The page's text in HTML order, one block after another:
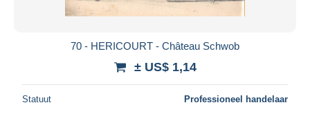
70 - HERICOURT - Château Schwob
± US$ 1,14
Statuut Professioneel handelaar